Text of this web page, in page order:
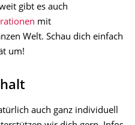
gibt es auch
mit
Welt. Schau dich einfach
um!
auch ganz individuell